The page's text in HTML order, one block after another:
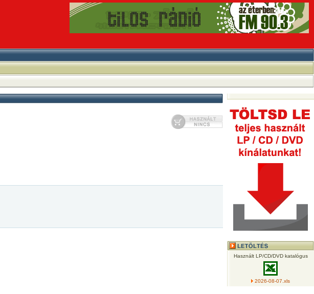
Használt LP/CD/DVD katalógus
2026-08-07.xls